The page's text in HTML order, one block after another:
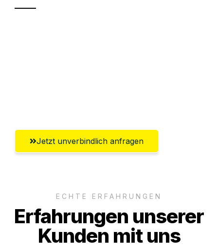
Jetzt unverbindlich anfragen
ECHTE ERFAHRUNGEN
Erfahrungen unserer
Kunden mit uns